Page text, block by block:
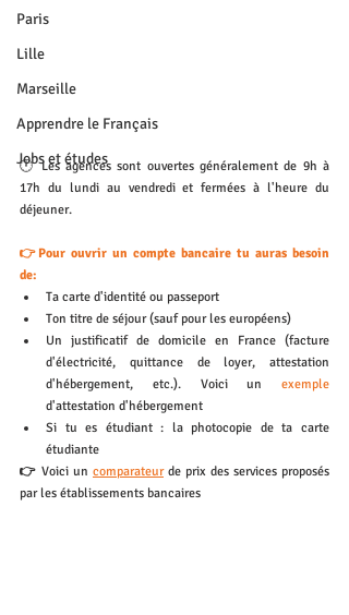
Paris
Lille
Marseille
Apprendre le Français
Jobs et études
🕛 Les agences sont ouvertes généralement de 9h à
17h du lundi au vendredi et fermées à l'heure du
déjeuner.
👉Pour ouvrir un compte bancaire tu auras besoin
de:
Ta carte d'identité ou passeport
Ton titre de séjour (sauf pour les européens)
Un justificatif de domicile en France (facture
d'électricité, quittance de loyer, attestation
d'hébergement, etc.). Voici un
d'attestation d'hébergement
Si tu es étudiant : la photocopie de ta carte
étudiante
👉 Voici un comparateur de prix des services proposés
par les établissements bancaires